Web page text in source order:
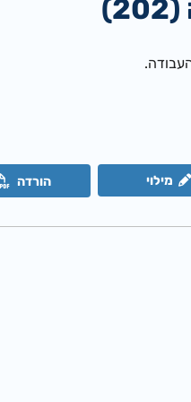
הורדה מילוי